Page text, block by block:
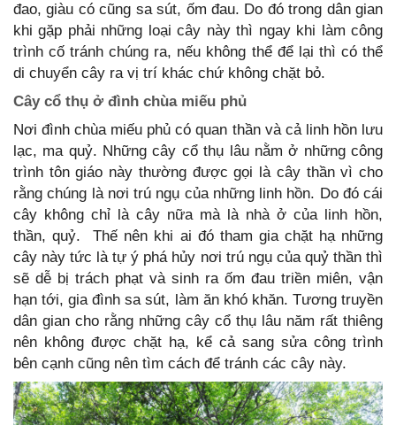
đao, giàu có cũng sa sút, ốm đau. Do đó trong dân gian
khi gặp phải những loại cây này thì ngay khi làm công
trình cố tránh chúng ra, nếu không thể để lại thì có thể
di chuyển cây ra vị trí khác chứ không chặt bỏ.
Cây cổ thụ ở đình chùa miếu phủ
Nơi đình chùa miếu phủ có quan thần và cả linh hồn lưu
lạc, ma quỷ. Những cây cổ thụ lâu nằm ở những công
trình tôn giáo này thường được gọi là cây thần vì cho
rằng chúng là nơi trú ngụ của những linh hồn. Do đó cái
cây không chỉ là cây nữa mà là nhà ở của linh hồn,
thần, quỷ. Thế nên khi ai đó tham gia chặt hạ những
cây này tức là tự ý phá hủy nơi trú ngụ của quỷ thần thì
sẽ dễ bị trách phạt và sinh ra ốm đau triền miên, vận
hạn tới, gia đình sa sút, làm ăn khó khăn. Tương truyền
dân gian cho rằng những cây cổ thụ lâu năm rất thiêng
nên không được chặt hạ, kể cả sang sửa công trình
bên cạnh cũng nên tìm cách để tránh các cây này.